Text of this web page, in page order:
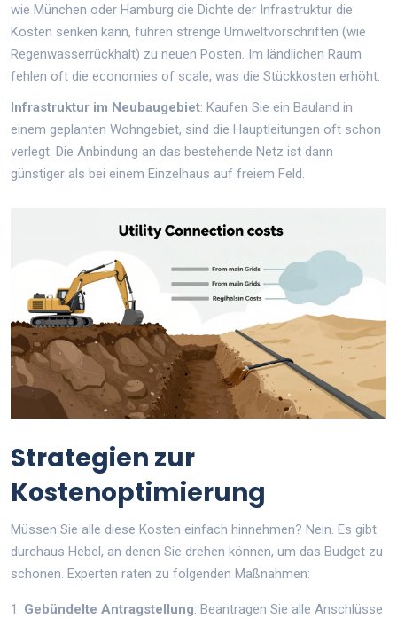
wie München oder Hamburg die Dichte der Infrastruktur die
Kosten senken kann, führen strenge Umweltvorschriften (wie
Regenwasserrückhalt) zu neuen Posten. Im ländlichen Raum
fehlen oft die economies of scale, was die Stückkosten erhöht.
Infrastruktur im Neubaugebiet: Kaufen Sie ein Bauland in
einem geplanten Wohngebiet, sind die Hauptleitungen oft schon
verlegt. Die Anbindung an das bestehende Netz ist dann
günstiger als bei einem Einzelhaus auf freiem Feld.
Strategien zur
Kostenoptimierung
Müssen Sie alle diese Kosten einfach hinnehmen? Nein. Es gibt
durchaus Hebel, an denen Sie drehen können, um das Budget zu
schonen. Experten raten zu folgenden Maßnahmen:
Gebündelte Antragstellung: Beantragen Sie alle Anschlüsse